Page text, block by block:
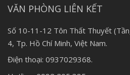
VĂN PHÒNG LIÊN KẾT
Số 10-11-12 Tôn Thất Thuyết
4, Tp. Hồ Chí Minh, Việt Nam.
Điện thoại: 0937029368.